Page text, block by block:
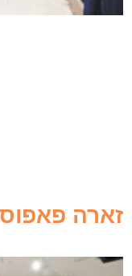
זארה פאפוס